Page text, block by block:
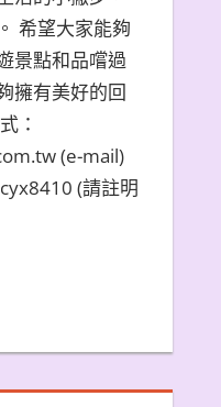
希望大家能夠
景點和品嚐過
擁有美好的回
：
(e-mail)
(請註明